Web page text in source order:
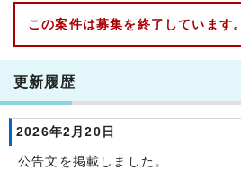
この案件は募集を終了しています。
更新履歴
2026年2月20日
公告文を掲載しました。